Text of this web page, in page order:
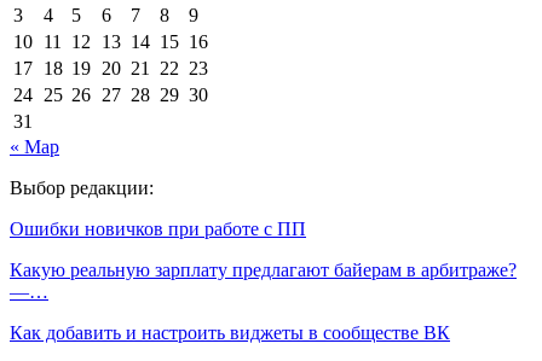
3
4 5 6 7 8
9
10 11 12 13 14 15 16
17 18 19 20 21 22 23
24 25 26 27 28 29 30
31
« Мар
Выбор редакции:
Ошибки новичков при работе с ПП
Какую реальную зарплату предлагают байерам в арбитраже?
—…
Как добавить и настроить виджеты в сообществе ВК